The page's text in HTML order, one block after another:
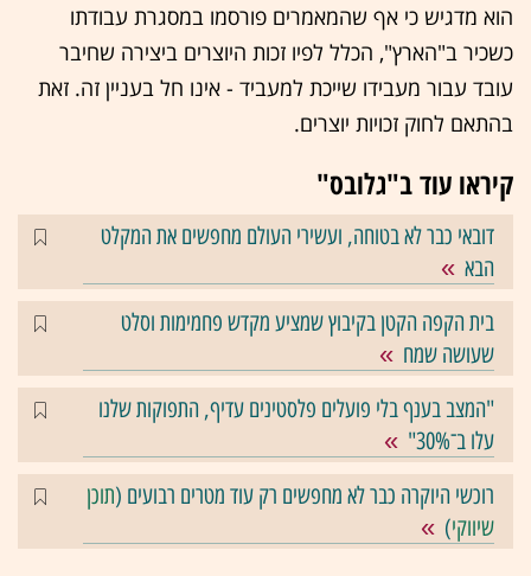
הוא מדגיש כי אף שהמאמרים פורסמו במסגרת עבודתו
כשכיר ב"הארץ", הכלל לפיו זכות היוצרים ביצירה שחיבר
עובד עבור מעבידו שייכת למעביד - אינו חל בעניין זה. זאת
בהתאם לחוק זכויות יוצרים.
קיראו עוד ב"גלובס"
דובאי כבר לא בטוחה, ועשירי העולם מחפשים את המקלט
הבא
בית הקפה הקטן בקיבוץ שמציע מקדש פחמימות וסלט
שעושה שמח
"המצב בענף בלי פועלים פלסטינים עדיף, התפוקות שלנו
עלו ב־30%"
רוכשי היוקרה כבר לא מחפשים רק עוד מטרים רבועים (תוכן
שיווקי)